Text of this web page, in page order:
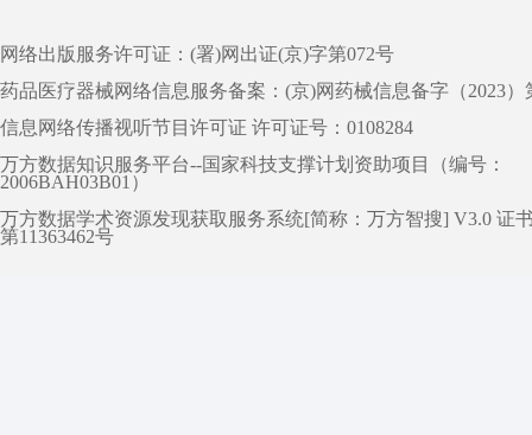
网络出版服务许可证：(署)网出证(京)字第072号
药品医疗器械网络信息服务备案：(京)网药械信息备字（2023）
信息网络传播视听节目许可证 许可证号：0108284
万方数据知识服务平台--国家科技支撑计划资助项目（编号：
2006BAH03B01）
万方数据学术资源发现获取服务系统[简称：万方智搜] V3.0 证
第11363462号